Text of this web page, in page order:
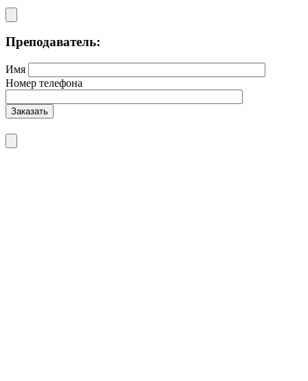
Преподаватель:
Имя
Номер телефона
Заказать